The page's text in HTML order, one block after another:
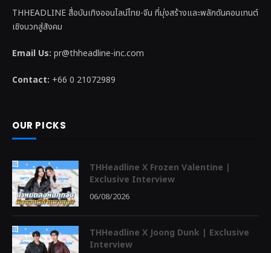
THHEADLINE สื่อบันเทิงออนไลน์ไทย-จีน ที่มุ่งสร้างและพลักดันคอนเทนต์
เชิงบวกสู่สังคม
Email Us: pr@thheadline-inc.com
Contact: +66 0 21072989
OUR PICKS
THHeadline X Frozen Valentine |
Exclusive Interview
06/08/2026
THHeadline X Joong Dunk | Exclusive
Interview